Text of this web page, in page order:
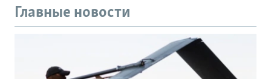
Главные новости